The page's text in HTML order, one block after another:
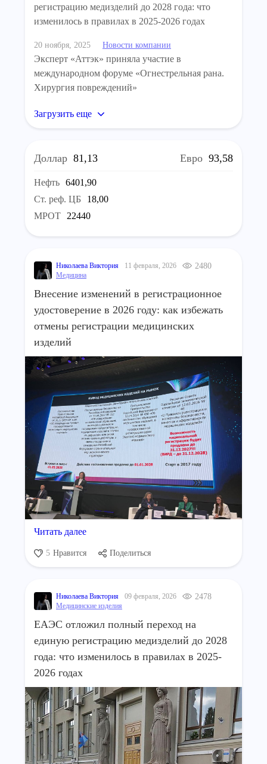
регистрацию медизделий до 2028 года: что
изменилось в правилах в 2025-2026 годах
20 ноября, 2025 Новости компании
Эксперт «Аттэк» приняла участие в
международном форуме «Огнестрельная рана.
Хирургия повреждений»
Загрузить еще
Доллар 81,13 Евро 93,58
Нефть 6401,90
Ст. реф. ЦБ
18,00
МРОТ
22440
Николаева Виктория 11 февраля, 2026 2480
Медицина
Внесение изменений в регистрационное
удостоверение в 2026 году: как избежать
отмены регистрации медицинских
изделий
Читать далее
5 Нравится Поделиться
Николаева Виктория 09 февраля, 2026 2478
Медицинские изделия
ЕАЭС отложил полный переход на
единую регистрацию медизделий до 2028
года: что изменилось в правилах в 2025-
2026 годах